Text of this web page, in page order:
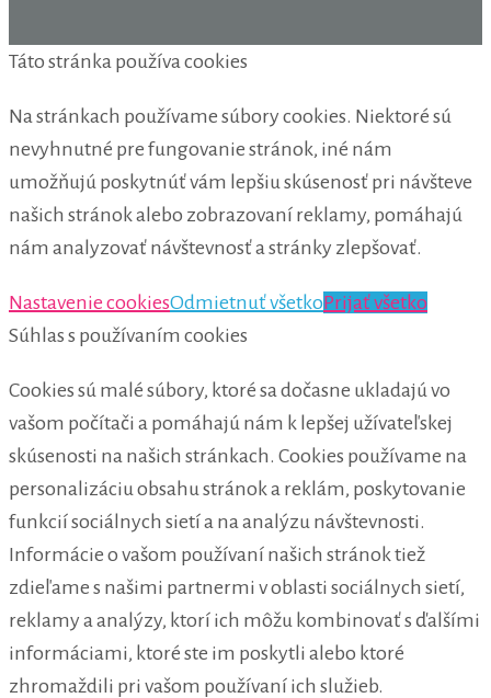
Táto stránka používa cookies
Na stránkach používame súbory cookies. Niektoré sú
nevyhnutné pre fungovanie stránok, iné nám
umožňujú poskytnúť vám lepšiu skúsenosť pri návšteve
našich stránok alebo zobrazovaní reklamy, pomáhajú
nám analyzovať návštevnosť a stránky zlepšovať.
Nastavenie cookiesOdmietnuť všetkoPrijať všetko
Súhlas s používaním cookies
Cookies sú malé súbory, ktoré sa dočasne ukladajú vo
vašom počítači a pomáhajú nám k lepšej užívateľskej
skúsenosti na našich stránkach. Cookies používame na
personalizáciu obsahu stránok a reklám, poskytovanie
funkcií sociálnych sietí a na analýzu návštevnosti.
Informácie o vašom používaní našich stránok tiež
zdieľame s našimi partnermi v oblasti sociálnych sietí,
reklamy a analýzy, ktorí ich môžu kombinovať s ďalšími
informáciami, ktoré ste im poskytli alebo ktoré
zhromaždili pri vašom používaní ich služieb.